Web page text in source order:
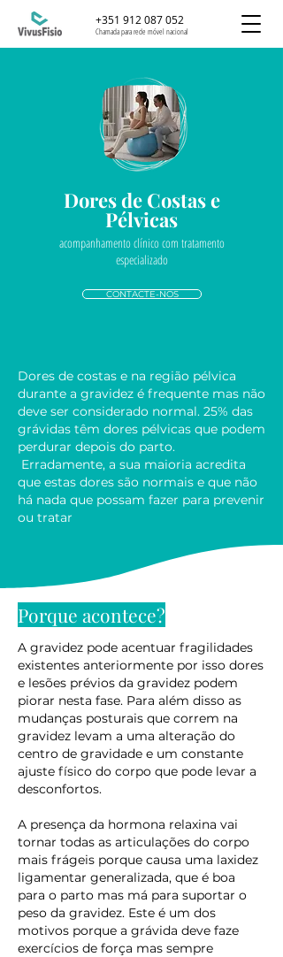
+351 912 087 052
Chamada para rede móvel nacional
Dores de Costas e
Pélvicas
acompanhamento clínico com tratamento
especializado
CONTACTE-NOS
Dores de costas e na região pélvica
durante a gravidez é frequente mas não
deve ser considerado normal. 25% das
grávidas têm dores pélvicas que podem
perdurar depois do parto.
Erradamente, a sua maioria acredita
que estas dores são normais e que não
há nada que possam fazer para prevenir
ou tratar
Porque acontece?
A gravidez pode acentuar fragilidades
existentes anteriormente por isso dores
e lesões prévios da gravidez podem
piorar nesta fase. Para além disso as
mudanças posturais que correm na
gravidez levam a uma alteração do
centro de gravidade e um constante
ajuste físico do corpo que pode levar a
desconfortos.
A presença da hormona relaxina vai
tornar todas as articulações do corpo
mais frágeis porque causa uma laxidez
ligamentar generalizada, que é boa
para o parto mas má para suportar o
peso da gravidez. Este é um dos
motivos porque a grávida deve faze
exercícios de força mas sempre